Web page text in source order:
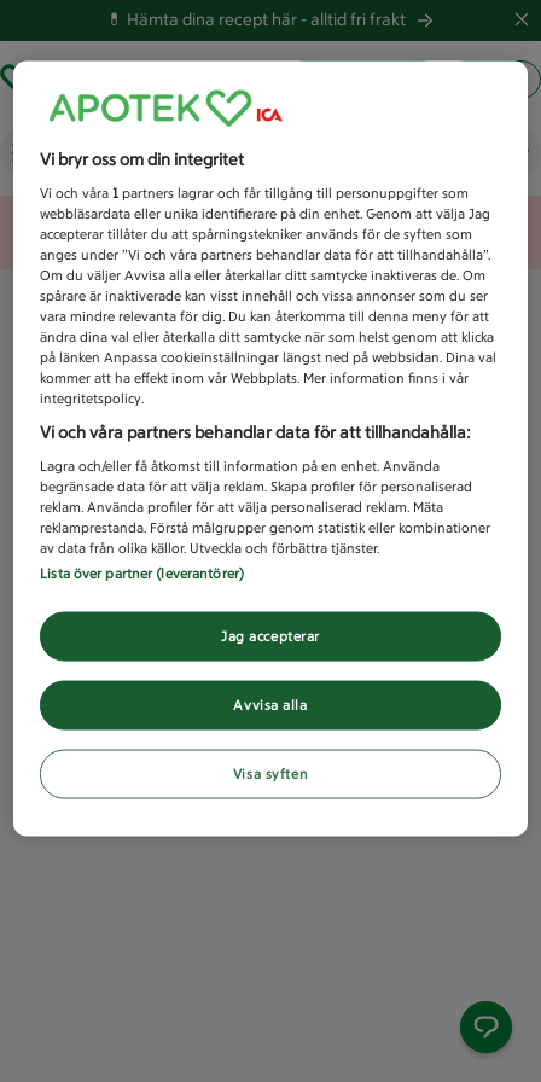
💊 Hämta dina recept här -alltid fri frakt
Vad letar du efter idag?
Unknown error
Vi bryr oss om din integritet
Vi och våra1 partners lagrar och får tillgång till personuppgifter som
webbläsardata eller unika identifierare på din enhet. Genom att välja Jag
accepterar tillåter du att spårningstekniker används för de syften som
anges under ”Vi och våra partners behandlar data för att tillhandahålla”.
Om du väljer Avvisa alla eller återkallar ditt samtycke inaktiveras de. Om
spårare är inaktiverade kan visst innehåll och vissa annonser som du ser
vara mindre relevanta för dig. Du kan återkomma till denna meny för att
ändra dina val eller återkalla ditt samtycke när som helst genom att klicka
på länken Anpassa cookieinställningar längst ned på webbsidan. Dina val
kommer att ha effekt inom vår Webbplats. Mer information finns i vår
integritetspolicy.
Vi och våra partners behandlar data för att tillhandahålla:
Lagra och/eller få åtkomst till information på en enhet. Använda
begränsade data för att välja reklam. Skapa profiler för personaliserad
reklam. Använda profiler för att välja personaliserad reklam. Mäta
reklamprestanda. Förstå målgrupper genom statistik eller kombinationer
av data från olika källor. Utveckla och förbättra tjänster.
Lista över partner (leverantörer)
Avvisa alla
Jag accepterar
Visa syften